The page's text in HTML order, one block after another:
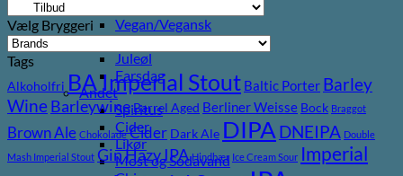
Vegan/Vegansk
Black week
Juleøl
Farsdag
Andet
Spiritus
Cider
Likør
Most og Sodavand
Vælg Bryggeri
Tags
Alkoholfri BA Imperial Stout Baltic Porter Barley
Wine Barleywine Barrel Aged Berliner Weisse Bock Braggot
Brown Ale Chokolade Cider Dark Ale DIPA DNEIPA Double
Mash Imperial Stout GinHazy IPA Hindbær Ice Cream Sour Imperial